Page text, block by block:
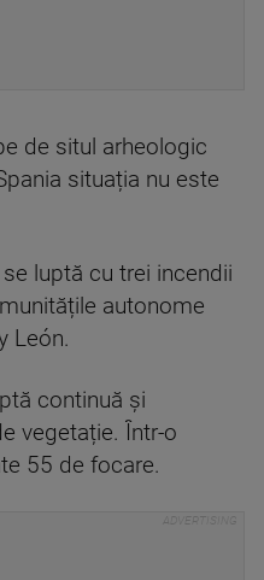
de situl arheologic
situația nu este
luptă cu trei incendii
autonome
León.
continuă și
vegetație. Într-o
55 de focare.